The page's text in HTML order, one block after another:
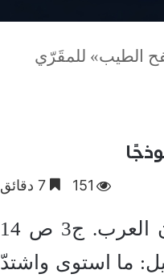
الطيب» للمقَرّي
151
ورد في اللسان: «النَّجْدُ مِنَ الأَرض: قِفافُها وصَلَابَتُها»1 لسان العرب. ج3 ص 14
ما استوى واشتدّ